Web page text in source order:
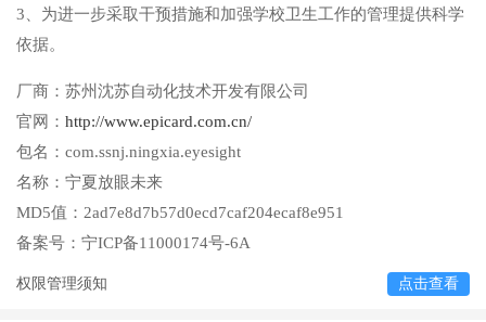
3、为进一步采取干预措施和加强学校卫生工作的管理提供科学
依据。
厂商： 苏州沈苏自动化技术开发有限公司
官网： http://www.epicard.com.cn/
包名： com.ssnj.ningxia.eyesight
名称： 宁夏放眼未来
MD5值： 2ad7e8d7b57d0ecd7caf204ecaf8e951
备案号： 宁ICP备11000174号-6A
权限管理须知 点击查看